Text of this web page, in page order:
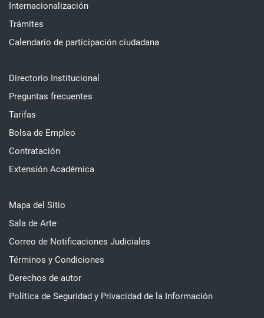
Internacionalización
Trámites
Calendario de participación ciudadana
Directorio Institucional
Preguntas frecuentes
Tarifas
Bolsa de Empleo
Contratación
Extensión Académica
Mapa del Sitio
Sala de Arte
Correo de Notificaciones Judiciales
Términos y Condiciones
Derechos de autor
Política de Seguridad y Privacidad de la Información